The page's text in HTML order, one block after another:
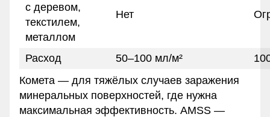
с деревом,
текстилем,
металлом
Нет
Расход 50–100 мл/м²
Комета — для тяжёлых случаев заражения
минеральных поверхностей, где нужна
максимальная эффективность. AMSS —